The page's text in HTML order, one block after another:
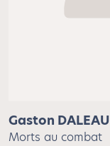
Gaston DALEAU
Morts au combat